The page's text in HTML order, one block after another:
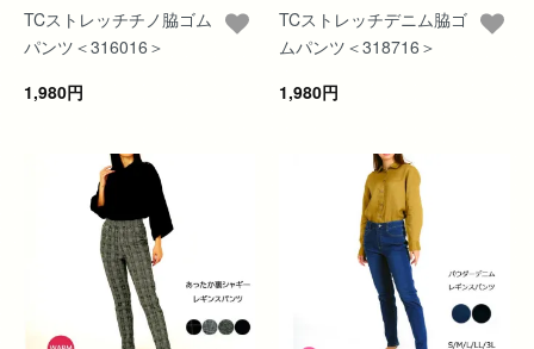
TCストレッチチノ脇ゴム
パンツ＜316016＞
1,980円
TCストレッチデニム脇ゴ
ムパンツ＜318716＞
1,980円